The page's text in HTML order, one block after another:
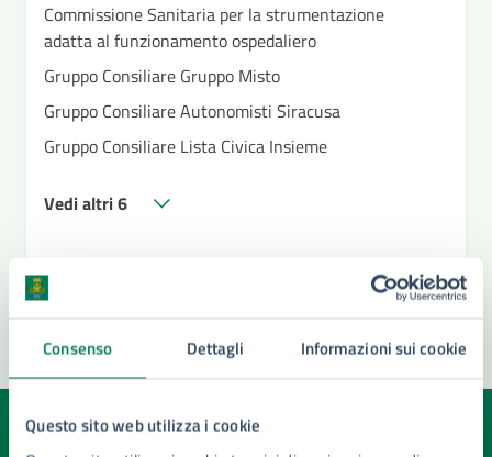
Consenso Dettagli Informazioni sui cookie
Questo sito web utilizza i cookie
Commissione Sanitaria per la strumentazione
adatta al funzionamento ospedaliero
Gruppo Consiliare Gruppo Misto
Gruppo Consiliare Autonomisti Siracusa
Gruppo Consiliare Lista Civica Insieme
Vedi altri 6
Quanto sono chiare le informazioni su questa